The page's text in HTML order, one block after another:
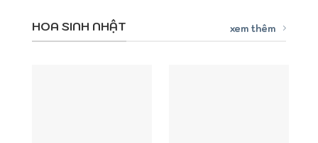
HOA SINH NHẬT xem thêm